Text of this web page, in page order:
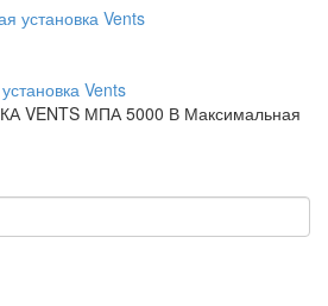
Vents
VENTS МПА 5000 В Максимальная